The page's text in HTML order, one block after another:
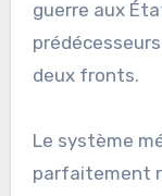
guerre aux
deux fronts.
Le système
parfaitement